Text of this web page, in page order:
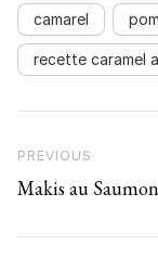
camarel
recette caramel
Previous Post
PREVIOUS
Makis au Saumon